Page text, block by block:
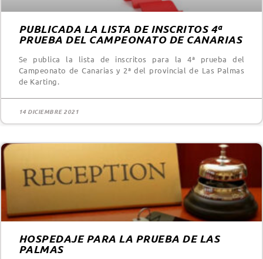
PUBLICADA LA LISTA DE INSCRITOS 4ª
PRUEBA DEL CAMPEONATO DE CANARIAS
Se publica la lista de inscritos para la 4ª prueba del
Campeonato de Canarias y 2ª del provincial de Las Palmas
de Karting.
14 DICIEMBRE 2021
HOSPEDAJE PARA LA PRUEBA DE LAS
PALMAS